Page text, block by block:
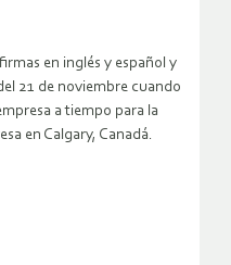
en inglés y español y
21 de noviembre cuando
a tiempo para la
en Calgary, Canadá.